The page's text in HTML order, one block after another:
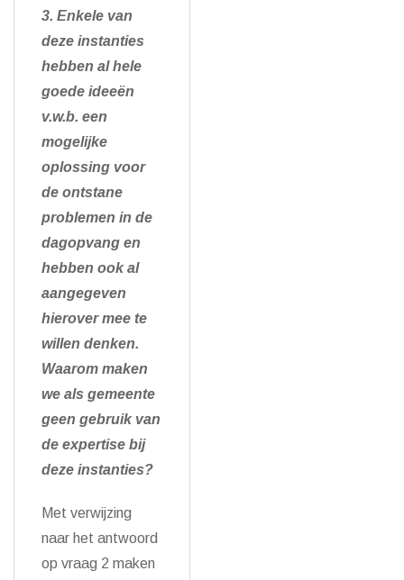
3. Enkele van
deze instanties
hebben al hele
goede ideeën
v.w.b. een
mogelijke
oplossing voor
de ontstane
problemen in de
dagopvang en
hebben ook al
aangegeven
hierover mee te
willen denken.
Waarom maken
we als gemeente
geen gebruik van
de expertise bij
deze instanties?
Met verwijzing
naar het antwoord
op vraag 2 maken